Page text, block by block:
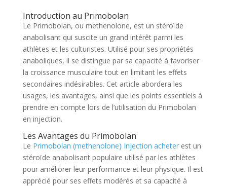
Introduction au Primobolan
Le Primobolan, ou methenolone, est un stéroïde
anabolisant qui suscite un grand intérêt parmi les
athlètes et les culturistes. Utilisé pour ses propriétés
anaboliques, il se distingue par sa capacité à favoriser
la croissance musculaire tout en limitant les effets
secondaires indésirables. Cet article abordera les
usages, les avantages, ainsi que les points essentiels à
prendre en compte lors de l’utilisation du Primobolan
en injection.
Les Avantages du Primobolan
Le Primobolan (methenolone) Injection acheterest un
stéroïde anabolisant populaire utilisé par les athlètes
pour améliorer leur performance et leur physique. Il est
apprécié pour ses effets modérés et sa capacité à